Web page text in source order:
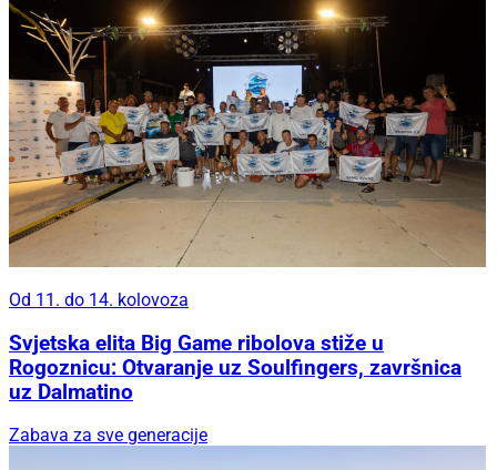
Od 11. do 14. kolovoza
Svjetska elita Big Game ribolova stiže u
Rogoznicu: Otvaranje uz Soulfingers, završnica
uz Dalmatino
Zabava za sve generacije